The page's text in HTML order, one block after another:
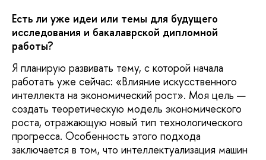
Есть ли уже идеи или темы для будущего
исследования и бакалаврской дипломной
работы?
Я планирую развивать тему, с которой начала
работать уже сейчас: «Влияние искусственного
интеллекта на экономический рост». Моя цель —
создать теоретическую модель экономического
роста, отражающую новый тип технологического
прогресса. Особенность этого подхода
заключается в том, что интеллектуализация машин